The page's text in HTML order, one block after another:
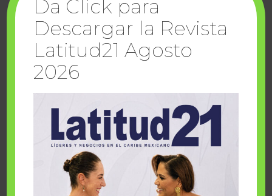
Cuando la solidaridad inspira; cumplen
sueños Fairmont Mayakoba y Make-A-Wish
Da Click para
Descargar la Revista
Latitud21 Agosto
2026